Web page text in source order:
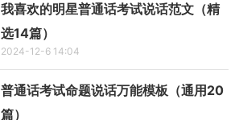
我喜欢的明星普通话考试说话范文（精
选14篇）
2024-12-6 14:04
普通话考试命题说话万能模板（通用20
篇）